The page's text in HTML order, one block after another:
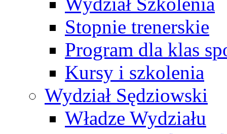
Stopnie trenerskie
Program dla klas
Kursy i szkolenia
Wydział Sędziowski
Władze Wydziału